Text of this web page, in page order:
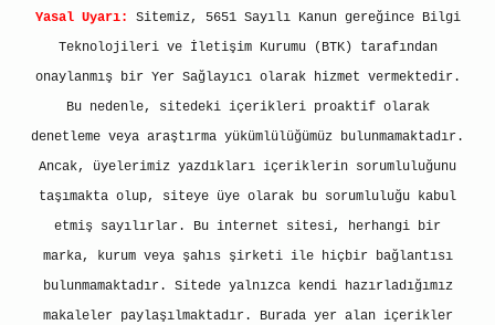
Yasal Uyarı:
Sitemiz, 5651 Sayılı Kanun gereğince Bilgi
Teknolojileri ve İletişim Kurumu (BTK) tarafından
onaylanmış bir Yer Sağlayıcı olarak hizmet vermektedir.
Bu nedenle, sitedeki içerikleri proaktif olarak
denetleme veya araştırma yükümlülüğümüz bulunmamaktadır.
Ancak, üyelerimiz yazdıkları içeriklerin sorumluluğunu
taşımakta olup, siteye üye olarak bu sorumluluğu kabul
etmiş sayılırlar. Bu internet sitesi, herhangi bir
marka, kurum veya şahıs şirketi ile hiçbir bağlantısı
bulunmamaktadır. Sitede yalnızca kendi hazırladığımız
makaleler paylaşılmaktadır. Burada yer alan içerikler